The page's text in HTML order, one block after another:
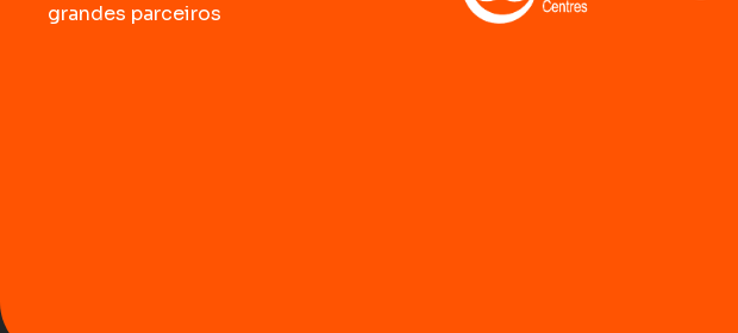
grandes parceiros